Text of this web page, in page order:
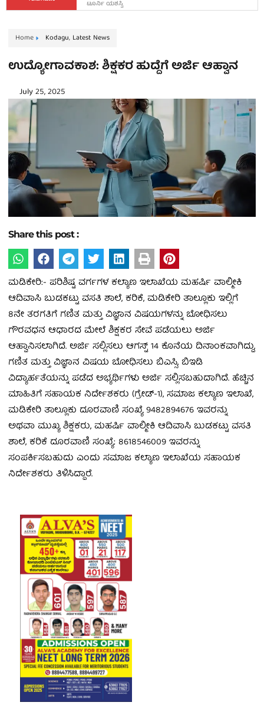
ಕಡ್ಡಾಯ!
Home Kodagu, Latest News
ಉದ್ಯೋಗಾವಕಾಶ: ಶಿಕ್ಷಕರ ಹುದ್ದೆಗೆ ಅರ್ಜಿ ಆಹ್ವಾನ
July 25, 2025
Share this post :
ಮಡಿಕೇರಿ:- ಪರಿಶಿಷ್ಟ ವರ್ಗಗಳ ಕಲ್ಯಾಣ ಇಲಾಖೆಯ ಮಹರ್ಷಿ ವಾಲ್ಮೀಕಿ
ಆದಿವಾಸಿ ಬುಡಕಟ್ಟು ವಸತಿ ಶಾಲೆ, ಕರಿಕೆ, ಮಡಿಕೇರಿ ತಾಲ್ಲೂಕು ಇಲ್ಲಿಗೆ
8ನೇ ತರಗತಿಗೆ ಗಣಿತ ಮತ್ತು ವಿಜ್ಞಾನ ವಿಷಯಗಳನ್ನು ಬೋಧಿಸಲು
ಗೌರವಧನ ಆಧಾರದ ಮೇಲೆ ಶಿಕ್ಷಕರ ಸೇವೆ ಪಡೆಯಲು ಅರ್ಜಿ
ಆಹ್ವಾನಿಸಲಾಗಿದೆ. ಅರ್ಜಿ ಸಲ್ಲಿಸಲು ಆಗಸ್ಟ್ 14 ಕೊನೆಯ ದಿನಾಂಕವಾಗಿದ್ದು,
ಗಣಿತ ಮತ್ತು ವಿಜ್ಞಾನ ವಿಷಯ ಬೋಧಿಸಲು ಬಿಎಸ್ಸಿ, ಬಿಇಡಿ
ವಿದ್ಯಾರ್ಹತೆಯನ್ನು ಪಡೆದ ಅಭ್ಯರ್ಥಿಗಳು ಅರ್ಜಿ ಸಲ್ಲಿಸಬಹುದಾಗಿದೆ. ಹೆಚ್ಚಿನ
ಮಾಹಿತಿಗೆ ಸಹಾಯಕ ನಿರ್ದೇಶಕರು (ಗ್ರೇಡ್-1), ಸಮಾಜ ಕಲ್ಯಾಣ ಇಲಾಖೆ,
ಮಡಿಕೇರಿ ತಾಲ್ಲೂಕು ದೂರವಾಣಿ ಸಂಖ್ಯೆ 9482894676 ಇವರನ್ನು
ಅಥವಾ ಮುಖ್ಯ ಶಿಕ್ಷಕರು, ಮಹರ್ಷಿ ವಾಲ್ಮೀಕಿ ಆದಿವಾಸಿ ಬುಡಕಟ್ಟು ವಸತಿ
ಶಾಲೆ, ಕರಿಕೆ ದೂರವಾಣಿ ಸಂಖ್ಯೆ: 8618546009 ಇವರನ್ನು
ಸಂಪರ್ಕಿಸಬಹುದು ಎಂದು ಸಮಾಜ ಕಲ್ಯಾಣ ಇಲಾಖೆಯ ಸಹಾಯಕ
ನಿರ್ದೇಶಕರು ತಿಳಿಸಿದ್ದಾರೆ.